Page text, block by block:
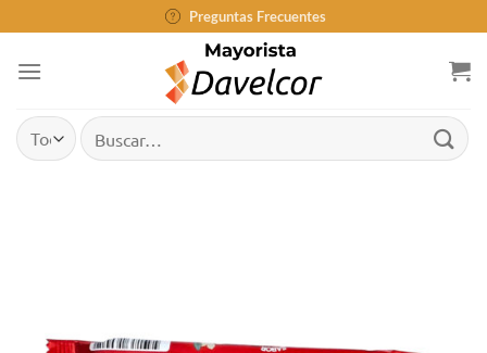
al
contenido
Preguntas Frecuentes
Buscar
por: